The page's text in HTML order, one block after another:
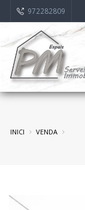
972282809
INICI VENDA